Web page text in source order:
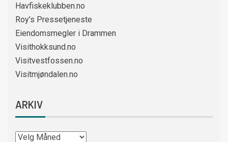
Havfiskeklubben.no
Roy’s Pressetjeneste
Eiendomsmegler i Drammen
Visithokksund.no
Visitvestfossen.no
Visitmjøndalen.no
ARKIV